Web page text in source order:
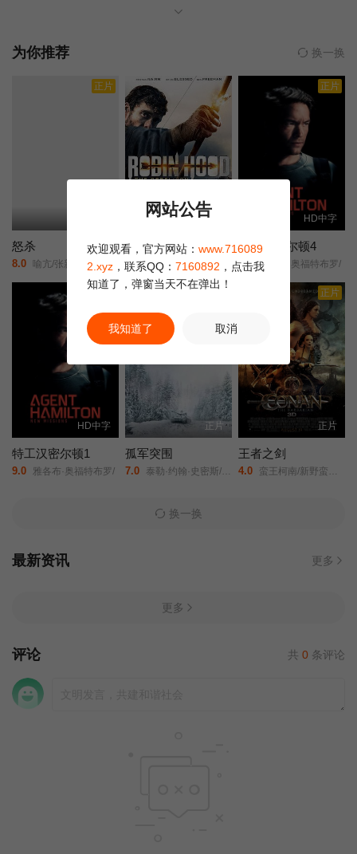
科学家的约翰·加里蒂（杰拉德·巴特勒 饰）带着一家人劫后余生，
中剩余的生活物资逐渐减少，其他幸存的人类也开始蠢蠢欲动。迫
程。在这一路上他们无奈的发现，整个欧洲已经被毁灭，变成了冰
冻荒地。于是一家人只能再次被迫上路，最终，他们找到了新的栖
为你推荐 换一换
正片
怒杀
8.0 喻亢/张新童/董洋/刘珂君/
正片
反抗者罗宾汉
9.0 布耐恩·布莱塞得/马丁·福特/克里斯蒂安·奈恩/
正片
HD中字
特工汉密尔顿4
8.0 雅各布·奥福特布罗/
正片
HD中字
特工汉密尔顿1
9.0 雅各布·奥福特布罗/
正片
正片
孤军突围
7.0 泰勒·约翰·史密斯/阿塔纳斯·斯雷布雷夫/斯科特·伊斯特伍德/阿尔菲·斯图尔特/科林·汉克斯/洛恩·麦克菲登/卡洛琳·佩特/丹尼尔·罗德里戈兹/安洁纽·艾莉丝-泰勒/洛朗·莫雷尔/蒂莫西·布洛尔/
正片
正片
王者之剑
4.0 蛮王柯南/新野蛮人柯南/勇者柯南/
换一换
最新资讯 更多
更多
评论 共 0 条评论
网站公告
欢迎观看，官方网站： www.716089
2.xyz ，联系QQ： 7160892 ，点击我
知道了，弹窗当天不在弹出！
我知道了 取消